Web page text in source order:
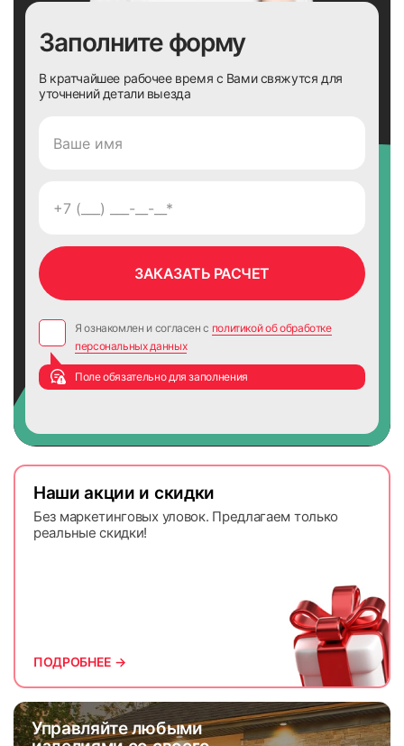
Управляйте любыми
Наши акции и скидки
Без маркетинговых уловок. Предлагаем только
реальные скидки!
ПОДРОБНЕЕ →
Заполните форму
В кратчайшее рабочее время с Вами свяжутся для
уточнений детали выезда
Я ознакомлен и согласен с политикой об обработке
персональных данных
Поле обязательно для заполнения